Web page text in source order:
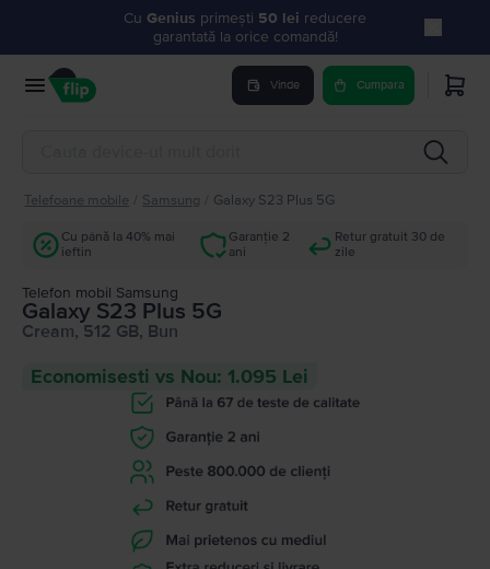
Cu Genius primești 50 lei reducere
garantată la orice comandă!
Vinde Cumpara
Telefoane mobile Samsung Galaxy S23 Plus 5G
Cu până la 40% mai
ieftin
Garanție 2
ani
Retur gratuit 30 de
zile
Telefon mobil Samsung
Galaxy S23 Plus 5G
Cream, 512 GB, Bun
Economisesti vs Nou: 1.095 Lei